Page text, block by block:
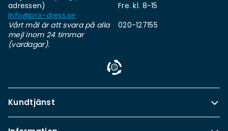
adressen)
info@pro-dress.se
Vårt mål är att svara på alla
mejl inom 24 timmar
(vardagar).
Fre. kl. 8-15
020-127155
Kundtjänst